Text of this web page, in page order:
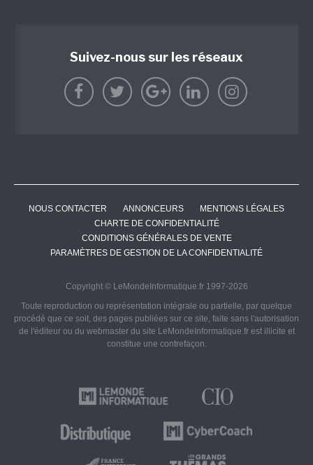
Suivez-nous sur les réseaux
NOUS CONTACTER ANNONCEURS
MENTIONS LÉGALES
CHARTE DE CONFIDENTIALITÉ
CONDITIONS GÉNÉRALES DE VENTE
PARAMÈTRES DE GESTION DE LA CONFIDENTIALITÉ
Copyright © LeMondeInformatique.fr 1997-2026
Toute reproduction ou représentation intégrale ou partielle, par quelque
procédé que ce soit, des pages publiées sur ce site, faite sans l'autorisation
de l'éditeur ou du webmaster du site LeMondeInformatique.fr est illicite et
constitue une contrefaçon.